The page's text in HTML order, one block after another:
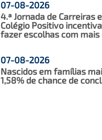
07-08-2026
4.ª Jornada de Carreiras
Colégio Positivo
fazer escolhas com
07-08-2026
Nascidos em famílias
1,58% de chance de